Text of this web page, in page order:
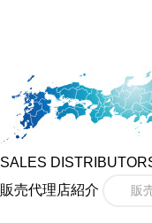
SALES
販売代理店紹介
販